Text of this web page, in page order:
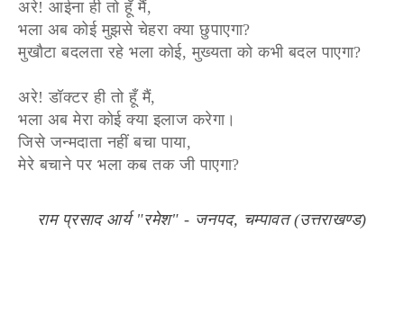
अरे! आईना ही तो हूँ मैं,
भला अब कोई मुझसे चेहरा क्या छुपाएगा?
मुखौटा बदलता रहे भला कोई, मुख्यता को कभी बदल पाएगा?
अरे! डॉक्टर ही तो हूँ मैं,
भला अब मेरा कोई क्या इलाज करेगा।
जिसे जन्मदाता नहीं बचा पाया,
मेरे बचाने पर भला कब तक जी पाएगा?
राम प्रसाद आर्य "रमेश" - जनपद, चम्पावत (उत्तराखण्ड)